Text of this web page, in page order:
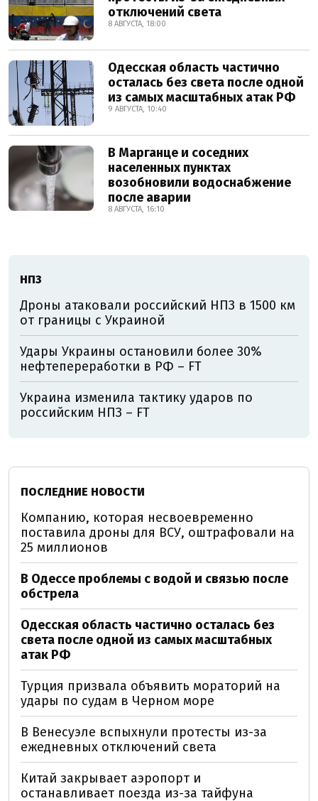
отключений света
8 АВГУСТА, 18:00
Одесская область частично
осталась без света после одной
из самых масштабных атак РФ
9 АВГУСТА, 10:40
В Марганце и соседних
населенных пунктах
возобновили водоснабжение
после аварии
8 АВГУСТА, 16:10
НПЗ
Дроны атаковали российский НПЗ в 1500 км
от границы с Украиной
Удары Украины остановили более 30%
нефтепереработки в РФ – FT
Украина изменила тактику ударов по
российским НПЗ – FT
ПОСЛЕДНИЕ НОВОСТИ
Компанию, которая несвоевременно
поставила дроны для ВСУ, оштрафовали на
25 миллионов
В Одессе проблемы с водой и связью после
обстрела
Одесская область частично осталась без
света после одной из самых масштабных
атак РФ
Турция призвала объявить мораторий на
удары по судам в Черном море
В Венесуэле вспыхнули протесты из-за
ежедневных отключений света
Китай закрывает аэропорт и
останавливает поезда из-за тайфуна